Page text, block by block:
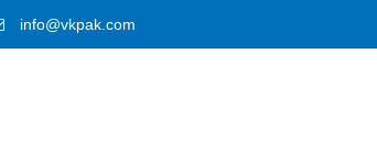
info@vkpak.com